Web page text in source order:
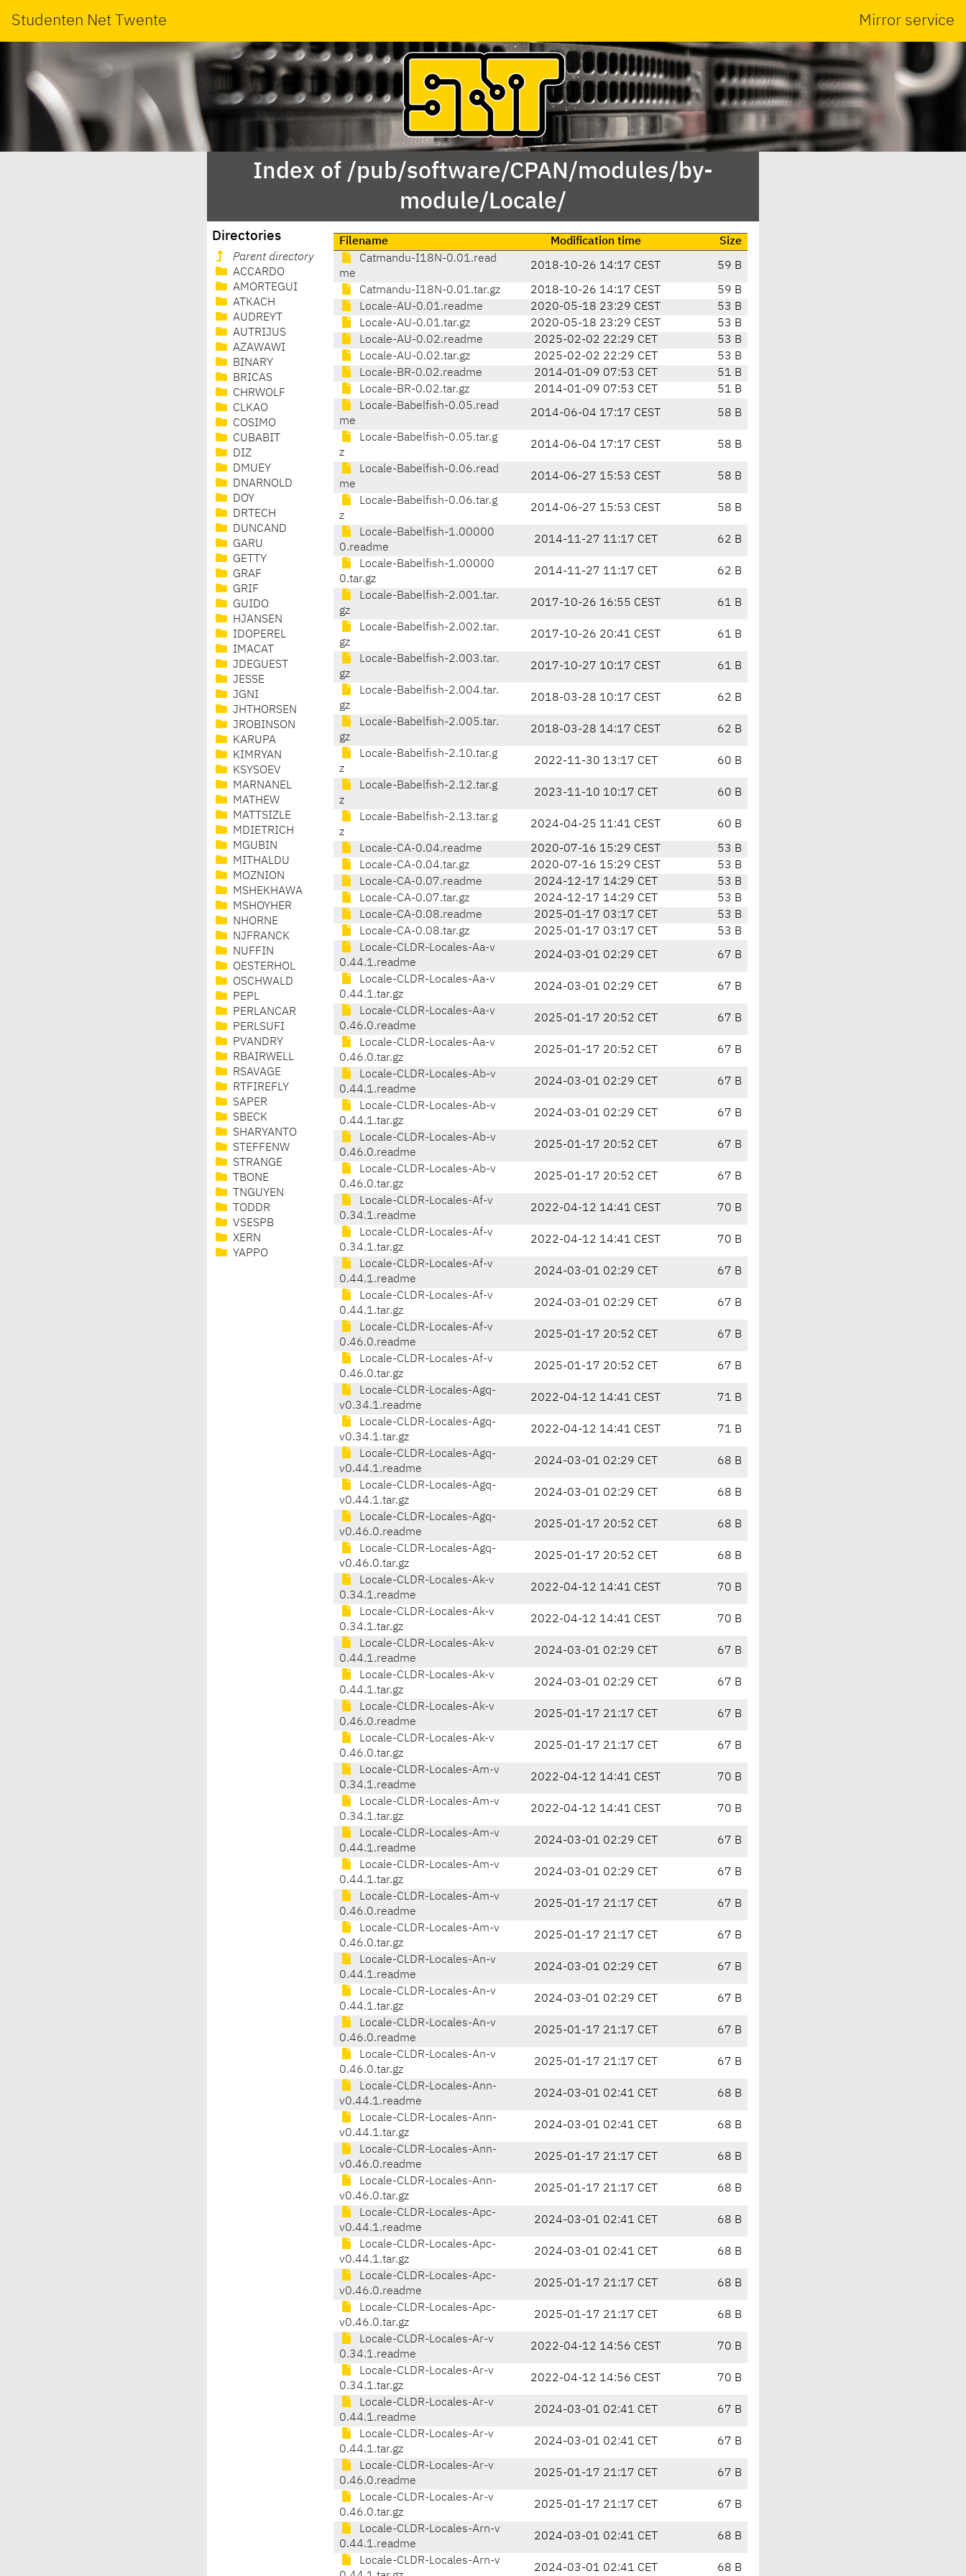
Studenten Net Twente Mirror service
Index of /pub/software/CPAN/modules/by-
module/Locale/
Directories
Parent directory
ACCARDO
AMORTEGUI
ATKACH
AUDREYT
AUTRIJUS
AZAWAWI
BINARY
BRICAS
CHRWOLF
CLKAO
COSIMO
CUBABIT
DIZ
DMUEY
DNARNOLD
DOY
DRTECH
DUNCAND
GARU
GETTY
GRAF
GRIF
GUIDO
HJANSEN
IDOPEREL
IMACAT
JDEGUEST
JESSE
JGNI
JHTHORSEN
JROBINSON
KARUPA
KIMRYAN
KSYSOEV
MARNANEL
MATHEW
MATTSIZLE
MDIETRICH
MGUBIN
MITHALDU
MOZNION
MSHEKHAWA
MSHOYHER
NHORNE
NJFRANCK
NUFFIN
OESTERHOL
OSCHWALD
PEPL
PERLANCAR
PERLSUFI
PVANDRY
RBAIRWELL
RSAVAGE
RTFIREFLY
SAPER
SBECK
SHARYANTO
STEFFENW
STRANGE
TBONE
TNGUYEN
TODDR
VSESPB
XERN
YAPPO
Filename Modification time
Size
Catmandu-I18N-0.01.read
me
2018-10-26 14:17 CEST 59 B
Catmandu-I18N-0.01.tar.gz 2018-10-26 14:17 CEST
59 B
Locale-AU-0.01.readme
2020-05-18 23:29 CEST
53 B
Locale-AU-0.01.tar.gz
2020-05-18 23:29 CEST
53 B
Locale-AU-0.02.readme
2025-02-02 22:29 CET
53 B
Locale-AU-0.02.tar.gz
2025-02-02 22:29 CET
53 B
Locale-BR-0.02.readme
2014-01-09 07:53 CET
51 B
Locale-BR-0.02.tar.gz
2014-01-09 07:53 CET
51 B
Locale-Babelfish-0.05.read
me
2014-06-04 17:17 CEST 58 B
Locale-Babelfish-0.05.tar.g
z
2014-06-04 17:17 CEST 58 B
Locale-Babelfish-0.06.read
me
2014-06-27 15:53 CEST 58 B
Locale-Babelfish-0.06.tar.g
z
2014-06-27 15:53 CEST 58 B
Locale-Babelfish-1.00000
0.readme
2014-11-27 11:17 CET 62 B
Locale-Babelfish-1.00000
0.tar.gz
2014-11-27 11:17 CET 62 B
Locale-Babelfish-2.001.tar.
gz
2017-10-26 16:55 CEST 61 B
Locale-Babelfish-2.002.tar.
gz
2017-10-26 20:41 CEST 61 B
Locale-Babelfish-2.003.tar.
gz
2017-10-27 10:17 CEST 61 B
Locale-Babelfish-2.004.tar.
gz
2018-03-28 10:17 CEST 62 B
Locale-Babelfish-2.005.tar.
gz
2018-03-28 14:17 CEST 62 B
Locale-Babelfish-2.10.tar.g
z
2022-11-30 13:17 CET 60 B
Locale-Babelfish-2.12.tar.g
z
2023-11-10 10:17 CET 60 B
Locale-Babelfish-2.13.tar.g
z
2024-04-25 11:41 CEST 60 B
Locale-CA-0.04.readme 2020-07-16 15:29 CEST
53 B
Locale-CA-0.04.tar.gz
2020-07-16 15:29 CEST
53 B
Locale-CA-0.07.readme
2024-12-17 14:29 CET
53 B
Locale-CA-0.07.tar.gz
2024-12-17 14:29 CET
53 B
Locale-CA-0.08.readme
2025-01-17 03:17 CET
53 B
Locale-CA-0.08.tar.gz
2025-01-17 03:17 CET
53 B
Locale-CLDR-Locales-Aa-v
0.44.1.readme
2024-03-01 02:29 CET 67 B
Locale-CLDR-Locales-Aa-v
0.44.1.tar.gz
2024-03-01 02:29 CET 67 B
Locale-CLDR-Locales-Aa-v
0.46.0.readme
2025-01-17 20:52 CET 67 B
Locale-CLDR-Locales-Aa-v
0.46.0.tar.gz
2025-01-17 20:52 CET 67 B
Locale-CLDR-Locales-Ab-v
0.44.1.readme
2024-03-01 02:29 CET 67 B
Locale-CLDR-Locales-Ab-v
0.44.1.tar.gz
2024-03-01 02:29 CET 67 B
Locale-CLDR-Locales-Ab-v
0.46.0.readme
2025-01-17 20:52 CET 67 B
Locale-CLDR-Locales-Ab-v
0.46.0.tar.gz
2025-01-17 20:52 CET 67 B
Locale-CLDR-Locales-Af-v
0.34.1.readme
2022-04-12 14:41 CEST 70 B
Locale-CLDR-Locales-Af-v
0.34.1.tar.gz
2022-04-12 14:41 CEST 70 B
Locale-CLDR-Locales-Af-v
0.44.1.readme
2024-03-01 02:29 CET 67 B
Locale-CLDR-Locales-Af-v
0.44.1.tar.gz
2024-03-01 02:29 CET 67 B
Locale-CLDR-Locales-Af-v
0.46.0.readme
2025-01-17 20:52 CET 67 B
Locale-CLDR-Locales-Af-v
0.46.0.tar.gz
2025-01-17 20:52 CET 67 B
Locale-CLDR-Locales-Agq-
v0.34.1.readme
2022-04-12 14:41 CEST 71 B
Locale-CLDR-Locales-Agq-
v0.34.1.tar.gz
2022-04-12 14:41 CEST 71 B
Locale-CLDR-Locales-Agq-
v0.44.1.readme
2024-03-01 02:29 CET 68 B
Locale-CLDR-Locales-Agq-
v0.44.1.tar.gz
2024-03-01 02:29 CET 68 B
Locale-CLDR-Locales-Agq-
v0.46.0.readme
2025-01-17 20:52 CET 68 B
Locale-CLDR-Locales-Agq-
v0.46.0.tar.gz
2025-01-17 20:52 CET 68 B
Locale-CLDR-Locales-Ak-v
0.34.1.readme
2022-04-12 14:41 CEST 70 B
Locale-CLDR-Locales-Ak-v
0.34.1.tar.gz
2022-04-12 14:41 CEST 70 B
Locale-CLDR-Locales-Ak-v
0.44.1.readme
2024-03-01 02:29 CET 67 B
Locale-CLDR-Locales-Ak-v
0.44.1.tar.gz
2024-03-01 02:29 CET 67 B
Locale-CLDR-Locales-Ak-v
0.46.0.readme
2025-01-17 21:17 CET 67 B
Locale-CLDR-Locales-Ak-v
0.46.0.tar.gz
2025-01-17 21:17 CET 67 B
Locale-CLDR-Locales-Am-v
0.34.1.readme
2022-04-12 14:41 CEST 70 B
Locale-CLDR-Locales-Am-v
0.34.1.tar.gz
2022-04-12 14:41 CEST 70 B
Locale-CLDR-Locales-Am-v
0.44.1.readme
2024-03-01 02:29 CET 67 B
Locale-CLDR-Locales-Am-v
0.44.1.tar.gz
2024-03-01 02:29 CET 67 B
Locale-CLDR-Locales-Am-v
0.46.0.readme
2025-01-17 21:17 CET 67 B
Locale-CLDR-Locales-Am-v
0.46.0.tar.gz
2025-01-17 21:17 CET 67 B
Locale-CLDR-Locales-An-v
0.44.1.readme
2024-03-01 02:29 CET 67 B
Locale-CLDR-Locales-An-v
0.44.1.tar.gz
2024-03-01 02:29 CET 67 B
Locale-CLDR-Locales-An-v
0.46.0.readme
2025-01-17 21:17 CET 67 B
Locale-CLDR-Locales-An-v
0.46.0.tar.gz
2025-01-17 21:17 CET 67 B
Locale-CLDR-Locales-Ann-
v0.44.1.readme
2024-03-01 02:41 CET 68 B
Locale-CLDR-Locales-Ann-
v0.44.1.tar.gz
2024-03-01 02:41 CET 68 B
Locale-CLDR-Locales-Ann-
v0.46.0.readme
2025-01-17 21:17 CET 68 B
Locale-CLDR-Locales-Ann-
v0.46.0.tar.gz
2025-01-17 21:17 CET 68 B
Locale-CLDR-Locales-Apc-
v0.44.1.readme
2024-03-01 02:41 CET 68 B
Locale-CLDR-Locales-Apc-
v0.44.1.tar.gz
2024-03-01 02:41 CET 68 B
Locale-CLDR-Locales-Apc-
v0.46.0.readme
2025-01-17 21:17 CET 68 B
Locale-CLDR-Locales-Apc-
v0.46.0.tar.gz
2025-01-17 21:17 CET 68 B
Locale-CLDR-Locales-Ar-v
0.34.1.readme
2022-04-12 14:56 CEST 70 B
Locale-CLDR-Locales-Ar-v
0.34.1.tar.gz
2022-04-12 14:56 CEST 70 B
Locale-CLDR-Locales-Ar-v
0.44.1.readme
2024-03-01 02:41 CET 67 B
Locale-CLDR-Locales-Ar-v
0.44.1.tar.gz
2024-03-01 02:41 CET 67 B
Locale-CLDR-Locales-Ar-v
0.46.0.readme
2025-01-17 21:17 CET 67 B
Locale-CLDR-Locales-Ar-v
0.46.0.tar.gz
2025-01-17 21:17 CET 67 B
Locale-CLDR-Locales-Arn-v
0.44.1.readme
2024-03-01 02:41 CET 68 B
Locale-CLDR-Locales-Arn-v
2024-03-01 02:41 CET 68 B